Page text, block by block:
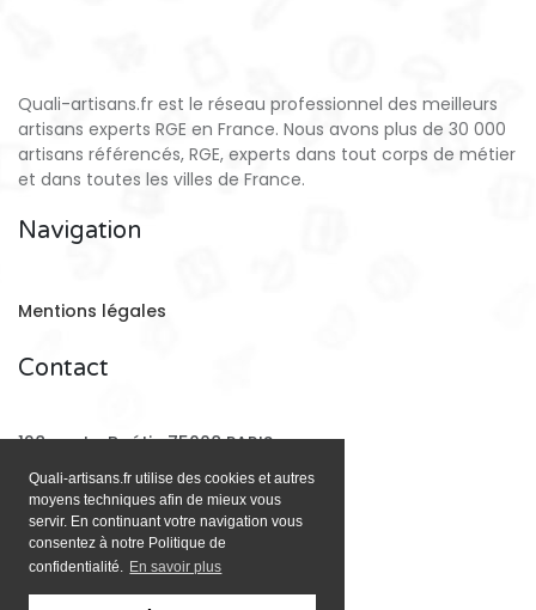
Quali-artisans.fr utilise des cookies et autres
moyens techniques afin de mieux vous
servir. En continuant votre navigation vous
consentez à notre Politique de
confidentialité. En savoir plus
Quali-artisans.fr est le réseau professionnel des meilleurs
artisans experts RGE en France. Nous avons plus de 30 000
artisans référencés, RGE, experts dans tout corps de métier
et dans toutes les villes de France.
Navigation
Mentions légales
Contact
128 rue La Boétie 75008 PARIS
Email: contact@quali-artisans.fr